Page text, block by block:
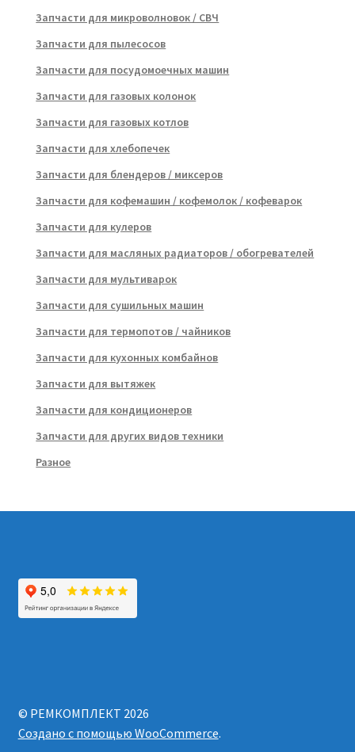
Запчасти для микроволновок / СВЧ
Запчасти для пылесосов
Запчасти для посудомоечных машин
Запчасти для газовых колонок
Запчасти для газовых котлов
Запчасти для хлебопечек
Запчасти для блендеров / миксеров
Запчасти для кофемашин / кофемолок / кофеварок
Запчасти для кулеров
Запчасти для масляных радиаторов / обогревателей
Запчасти для мультиварок
Запчасти для сушильных машин
Запчасти для термопотов / чайников
Запчасти для кухонных комбайнов
Запчасти для вытяжек
Запчасти для кондиционеров
Запчасти для других видов техники
Разное
© РЕМКОМПЛЕКТ 2026
Создано с помощью WooCommerce.